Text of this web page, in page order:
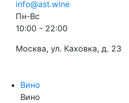
info@ast.wine
Пн-Вс
10:00 - 22:00
Москва, ул. Каховка, д. 23
Вино
Вино